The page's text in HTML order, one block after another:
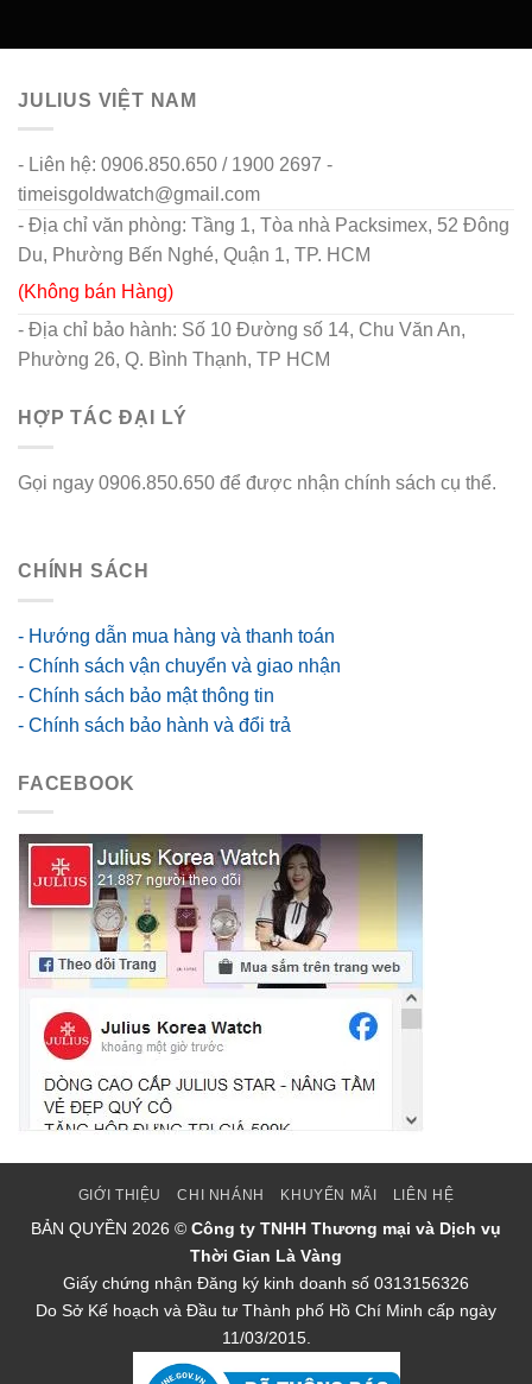
JULIUS VIỆT NAM
- Liên hệ: 0906.850.650 / 1900 2697 -
timeisgoldwatch@gmail.com
- Địa chỉ văn phòng: Tầng 1, Tòa nhà Packsimex, 52 Đông
Du, Phường Bến Nghé, Quận 1, TP. HCM
(Không bán Hàng)
- Địa chỉ bảo hành: Số 10 Đường số 14, Chu Văn An,
Phường 26, Q. Bình Thạnh, TP HCM
HỢP TÁC ĐẠI LÝ
Gọi ngay 0906.850.650 để được nhận chính sách cụ thể.
CHÍNH SÁCH
- Hướng dẫn mua hàng và thanh toán
- Chính sách vận chuyển và giao nhận
- Chính sách bảo mật thông tin
- Chính sách bảo hành và đổi trả
FACEBOOK
GIỚI THIỆU CHI NHÁNH KHUYẾN MÃI LIÊN HỆ
BẢN QUYỀN 2026 © Công ty TNHH Thương mại và Dịch vụ
Thời Gian Là Vàng
Giấy chứng nhận Đăng ký kinh doanh số 0313156326
Do Sở Kế hoạch và Đầu tư Thành phố Hồ Chí Minh cấp ngày
11/03/2015.